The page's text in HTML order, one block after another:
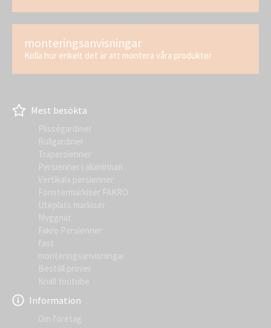
monteringsanvisningar
Kolla hur enkelt det är att montera våra produkter
Mest besökta
Plisségardiner
Rullgardiner
Träpersienner
Persienner i aluminium
Vertikala persienner
Fönstermarkiser FAKRO
Uteplats markiser
Myggnät
Fakro Persienner
fast
monteringsanvisningar
Beställ prover
Knall Youtube
Information
Om företag